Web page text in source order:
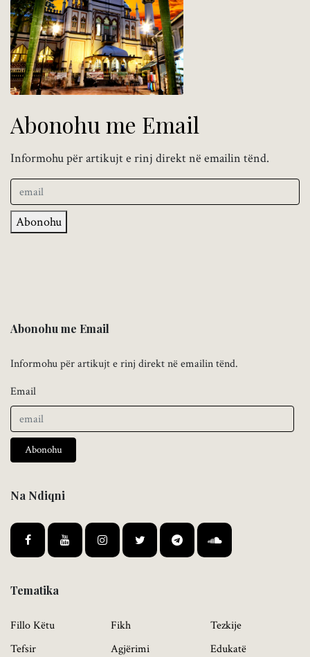
Abonohu me Email
Informohu për artikujt e rinj direkt në emailin tënd.
Abonohu
Abonohu me Email
Informohu për artikujt e rinj direkt në emailin tënd.
Email
Abonohu
Na Ndiqni
Tematika
Fillo Këtu
Tefsir
Fikh
Agjërimi
Tezkije
Edukatë